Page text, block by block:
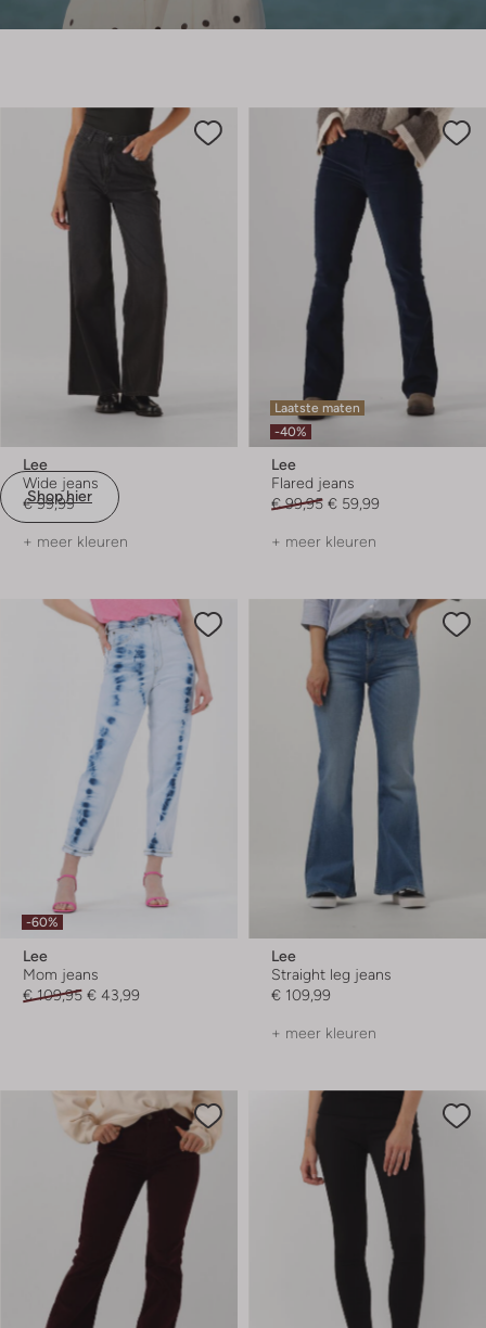
Shop hier
Lee
Wide jeans
€ 99,99
+ meer kleuren
Laatste maten
-40%
Lee
Flared jeans
€ 99,95 € 59,99
+ meer kleuren
-60%
Lee
Mom jeans
€ 109,95 € 43,99
Lee
Straight leg jeans
€ 109,99
+ meer kleuren